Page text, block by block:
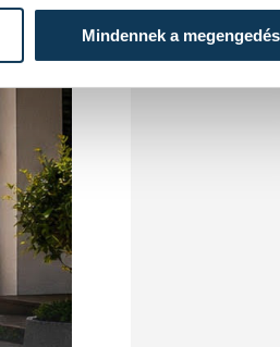
Mindennek a